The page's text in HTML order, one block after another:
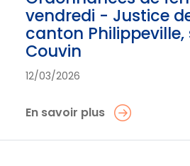
vendredi - Justice
canton Philippeville,
Couvin
12/03/2026
En savoir plus